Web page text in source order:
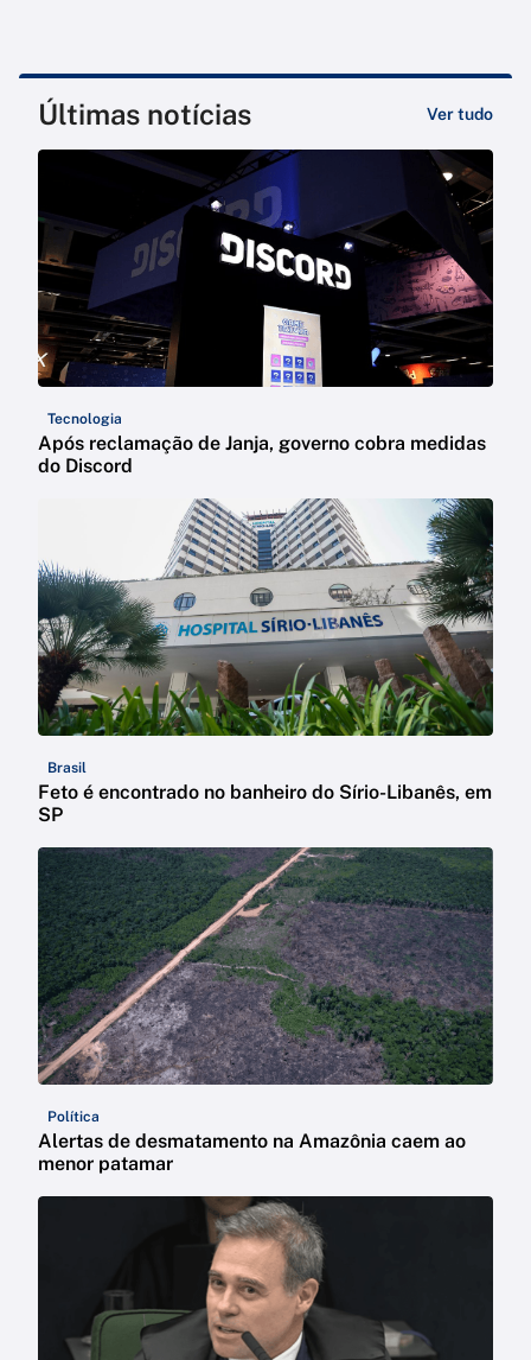
Últimas notícias Ver tudo
Tecnologia
Após reclamação de Janja, governo cobra medidas
do Discord
Brasil
Feto é encontrado no banheiro do Sírio-Libanês, em
SP
Política
Alertas de desmatamento na Amazônia caem ao
menor patamar